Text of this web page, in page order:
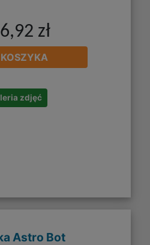
zł
zdjęć
Astro Bot